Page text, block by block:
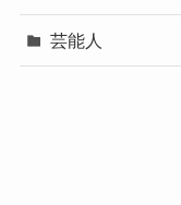
芸能人